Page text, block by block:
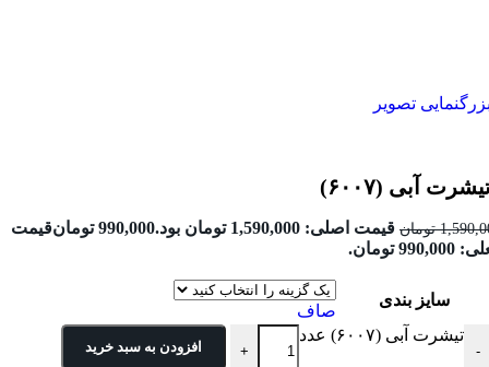
تصویر
آبی (۶۰۰۷)
تومان قیمت اصلی: 1,590,000 تومان بود. 990,000 تومانقیمت
تومان.
سایز بندی
صاف
-
تیشرت آبی (۶۰۰۷) عدد
+ افزودن به سبد خرید